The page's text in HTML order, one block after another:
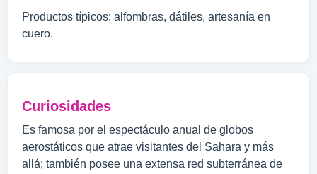
Productos típicos: alfombras, dátiles, artesanía en
cuero.
Curiosidades
Es famosa por el espectáculo anual de globos
aerostáticos que atrae visitantes del Sahara y más
allá; también posee una extensa red subterránea de